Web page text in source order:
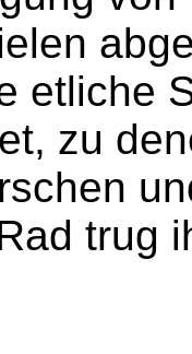
etliche
zu
trug